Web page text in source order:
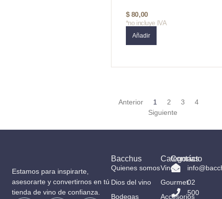
$80,00
*no incluye IVA
Añadir
Anterior 1 2 3
4
Siguiente
Estamos para inspirarte,
asesorarte y convertirnos en tú
tienda de vino de confianza.
Bacchus
Quienes somos
Dios del vino
Bodegas
Categorías
Vinos
Gourmet
Accesorios
Contacto
02
500